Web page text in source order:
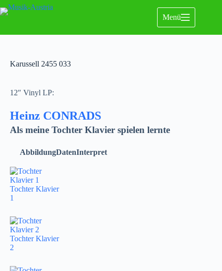
Menü
Karussell 2455 033
12″ Vinyl LP:
Heinz CONRADS
Als meine Tochter Klavier spielen lernte
AbbildungDatenInterpret
Tochter Klavier
1
Tochter Klavier
2